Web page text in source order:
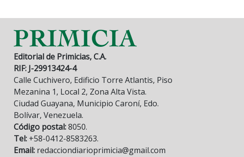
Editorial de Primicias, C.A.
RIF: J-29913424-4
Calle Cuchivero, Edificio Torre Atlantis, Piso
Mezanina 1, Local 2, Zona Alta Vista.
Ciudad Guayana, Municipio Caroní, Edo.
Bolívar, Venezuela.
Código postal:8050.
Tel: +58-0412-8583263.
Email: redacciondiarioprimicia@gmail.com